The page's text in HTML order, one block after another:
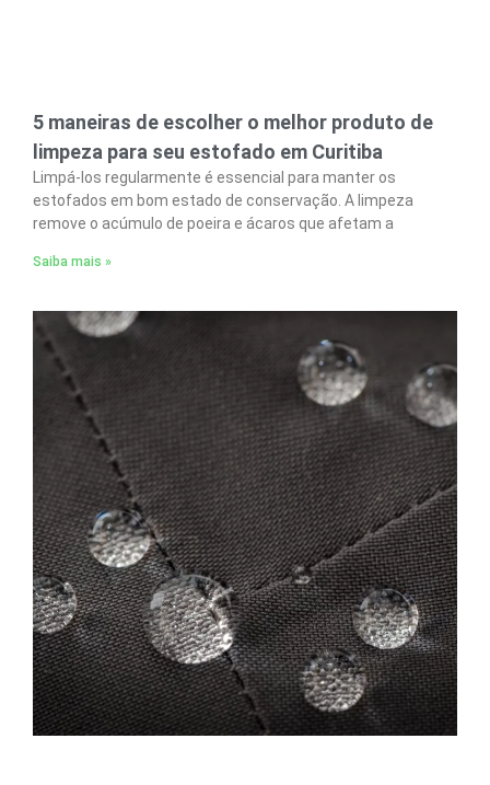
5 maneiras de escolher o melhor produto de
limpeza para seu estofado em Curitiba
Limpá-los regularmente é essencial para manter os
estofados em bom estado de conservação. A limpeza
remove o acúmulo de poeira e ácaros que afetam a
Saiba mais »